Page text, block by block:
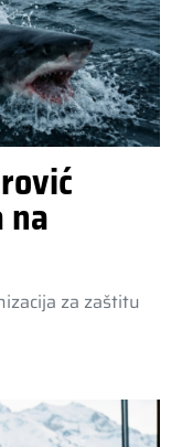
na
za zaštitu